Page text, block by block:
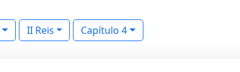
II Reis Capítulo 4